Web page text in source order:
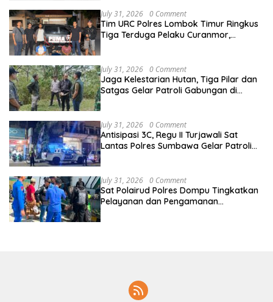
July 31, 2026 0 Comment
Tim URC Polres Lombok Timur Ringkus
Tiga Terduga Pelaku Curanmor,
July 31, 2026 0 Comment
Jaga Kelestarian Hutan, Tiga Pilar dan
Satgas Gelar Patroli Gabungan di
July 31, 2026 0 Comment
Antisipasi 3C, Regu II Turjawali Sat
Lantas Polres Sumbawa Gelar Patroli
July 31, 2026 0 Comment
Sat Polairud Polres Dompu Tingkatkan
Pelayanan dan Pengamanan